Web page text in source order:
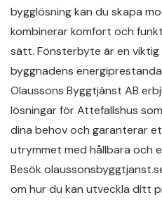
bygglösning kan du skapa
kombinerar komfort och
sätt. Fönsterbyte är en
byggnadens
Olaussons Byggtjänst AB
lösningar för Attefallshus
dina behov och garanterar
utrymmet med hållbara och
Besök
om hur du kan utveckla ditt